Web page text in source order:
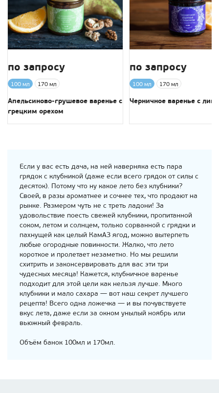
по запросу
100 мл 170 мл
Апельсиново-грушевое варенье с
грецким орехом
по запросу
100 мл 170 мл
Черничное варенье с
Если у вас есть дача, на ней наверняка есть пара
грядок с клубникой (даже если всего грядок от силы с
десяток). Потому что ну какое лето без клубники?
Своей, в разы ароматнее и сочнее тех, что продают на
рынке. Размером чуть не с треть ладони! За
удовольствие поесть свежей клубники, пропитанной
соком, летом и солнцем, только сорванной с грядки и
пахнущей как целый КамАЗ ягод, можно вытерпеть
любые огородные повинности. Жалко, что лето
короткое и пролетает незаметно. Но мы решили
схитрить и законсервировать для вас эти три
чудесных месяца! Кажется, клубничное варенье
подходит для этой цели как нельзя лучше. Много
клубники и мало сахара — вот наш секрет лучшего
рецепта! Всего одна ложечка — и вы почувствуете
вкус лета, даже если за окном унылый ноябрь или
вьюжный февраль.
Объём банок 100мл и 170мл.